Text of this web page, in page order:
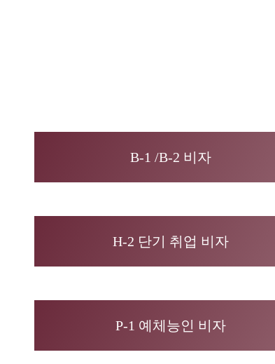
B-1 /B-2 비자
H-2 단기 취업 비자
P-1 예체능인 비자